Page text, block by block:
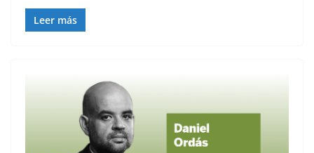
Leer más